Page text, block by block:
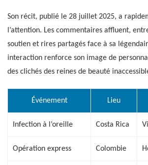
Son récit, publié le 28 juillet 2025, a
l’attention. Les commentaires affluent,
soutien et rires partagés face à sa
interaction renforce son image de
des clichés des reines de beauté
Événement Lieu
Infection à l’oreille Costa Rica
Opération express Colombie